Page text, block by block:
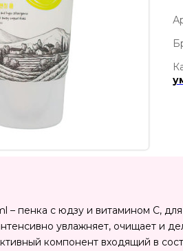
– пенка с юдзу и витамином С,
увлажняет, очищает и
компонент входящий в